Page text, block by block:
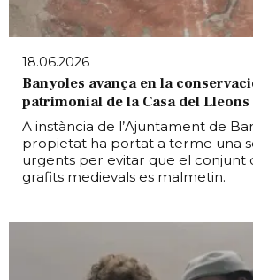
18.06.2026
Banyoles avança en la
patrimonial de la Casa del Lleons
A instància de l’Ajuntament de
propietat ha portat a terme una
urgents per evitar que el conjunt
grafits medievals es malmetin.